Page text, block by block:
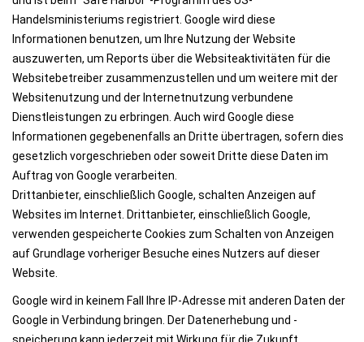
Handelsministeriums registriert. Google wird diese
Informationen benutzen, um Ihre Nutzung der Website
auszuwerten, um Reports über die Websiteaktivitäten für die
Websitebetreiber zusammenzustellen und um weitere mit der
Websitenutzung und der Internetnutzung verbundene
Dienstleistungen zu erbringen. Auch wird Google diese
Informationen gegebenenfalls an Dritte übertragen, sofern dies
gesetzlich vorgeschrieben oder soweit Dritte diese Daten im
Auftrag von Google verarbeiten.
Drittanbieter, einschließlich Google, schalten Anzeigen auf
Websites im Internet. Drittanbieter, einschließlich Google,
verwenden gespeicherte Cookies zum Schalten von Anzeigen
auf Grundlage vorheriger Besuche eines Nutzers auf dieser
Website.
Google wird in keinem Fall Ihre IP-Adresse mit anderen Daten der
Google in Verbindung bringen. Der Datenerhebung und -